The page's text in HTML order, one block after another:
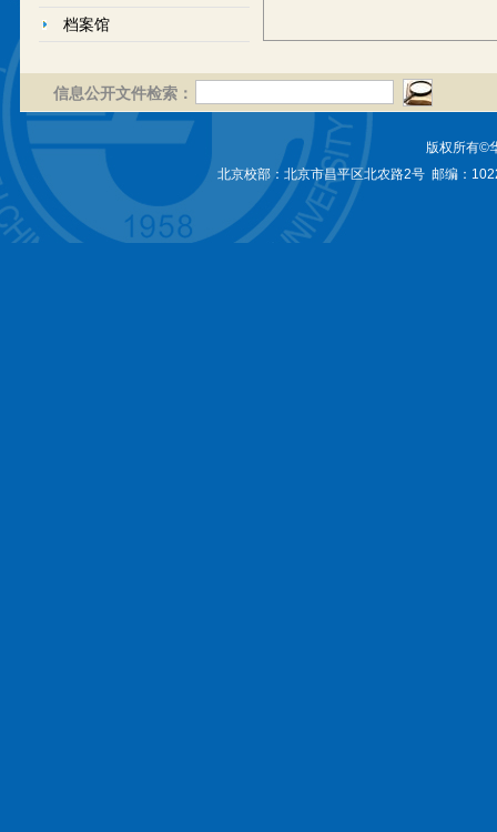
档案馆
信息公开文件检索：
版权所有©
北京校部：北京市昌平区北农路2号 邮编：